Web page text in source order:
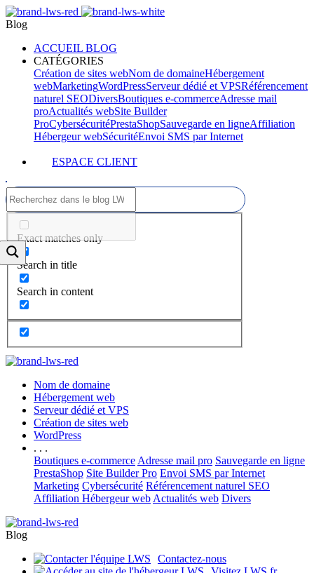
Blog
ACCUEIL BLOG
CATÉGORIES
Création de sites webNom de domaineHébergement
webMarketingWordPressServeur dédié et VPSRéférencement
naturel SEODiversBoutiques e-commerceAdresse mail
proActualités webSite Builder
ProCybersécuritéPrestaShopSauvegarde en ligneAffiliation
Hébergeur webSécuritéEnvoi SMS par Internet
ESPACE CLIENT
Exact matches only
Search in title
Search in content
Nom de domaine
Hébergement web
Serveur dédié et VPS
Création de sites web
WordPress
. . .
Boutiques e-commerce Adresse mail pro Sauvegarde en ligne
PrestaShop Site Builder Pro Envoi SMS par Internet
Marketing Cybersécurité Référencement naturel SEO
Affiliation Hébergeur web Actualités web Divers
Blog
Contactez-nous